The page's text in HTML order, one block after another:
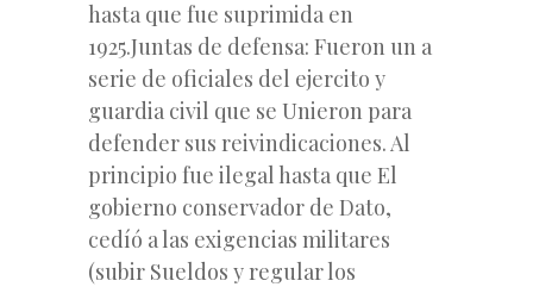
hasta que fue suprimida en
1925.Juntas de defensa: Fueron un a
serie de oficiales del ejercito y
guardia civil que se Unieron para
defender sus reivindicaciones. Al
principio fue ilegal hasta que El
gobierno conservador de Dato,
cedíó a las exigencias militares
(subir Sueldos y regular los